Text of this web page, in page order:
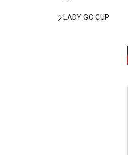
LADY GO CUP